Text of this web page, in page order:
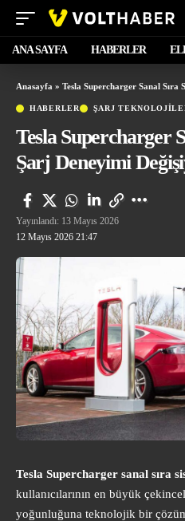
ANA SAYFA HABERLER
Anasayfa » Tesla Supercharger Sanal
HABERLER ŞARJ
Tesla Supercharger
Şarj Deneyimi
12 Mayıs 2026 21:47
Yayınlandı: 13 Mayıs 2026
Tesla Supercharger sanal sıra
kullanıcılarının en büyük
yoğunluğuna teknolojik bir